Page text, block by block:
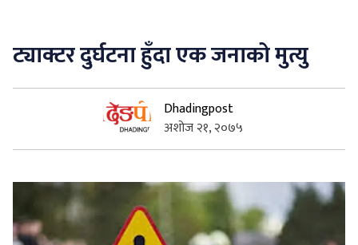
प्रवास
सुचनाहरु
स्वास्थ्य
ट्याक्टर दुर्घटना हुँदा एक जनाको मुत्यु
Dhadingpost
अशोज २१, २०७५